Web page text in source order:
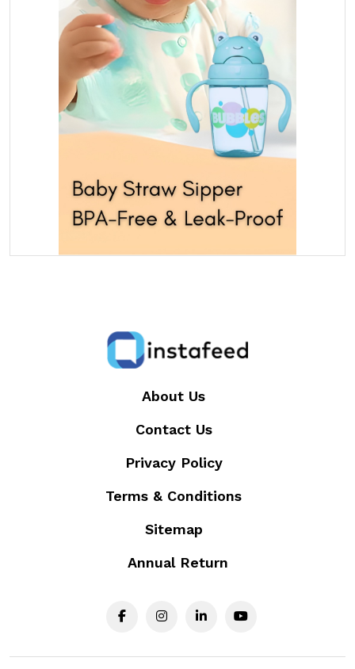
About Us
Contact Us
Privacy Policy
Terms & Conditions
Sitemap
Annual Return